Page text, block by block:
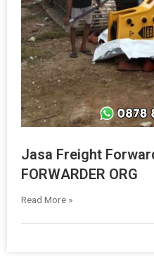
Jasa Freight
FORWARDER ORG
Read More »